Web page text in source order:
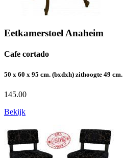
Eetkamerstoel Anaheim
Cafe cortado
50 x 60 x 95 cm. (bxdxh) zithoogte 49 cm.
145.00
Bekijk